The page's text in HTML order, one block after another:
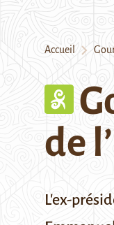
Accueil
de
L'ex-